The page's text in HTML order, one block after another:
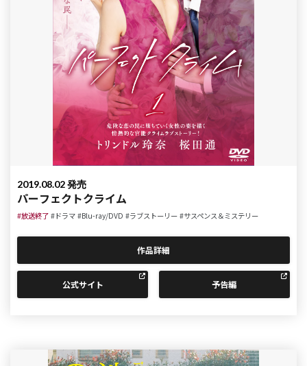
2019.08.02 発売
パーフェクトクライム
#放送終了 #ドラマ #Blu-ray/DVD #ラブストーリー #サスペンス＆ミステリー
作品詳細
公式サイト 予告編